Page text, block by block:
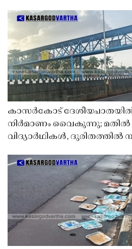
കാസർകോട്
നിർമാണം വൈകുന്നു; മതിൽ
വിദ്യാർഥികൾ, ദുരിതത്തിൽ